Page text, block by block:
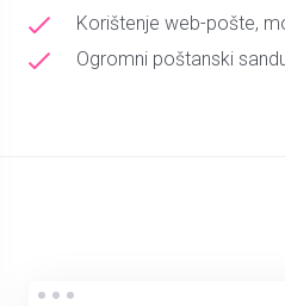
Korištenje web-pošte,
Ogromni poštanski